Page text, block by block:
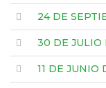
24 DE
30 DE JULIO
11 DE JUNIO